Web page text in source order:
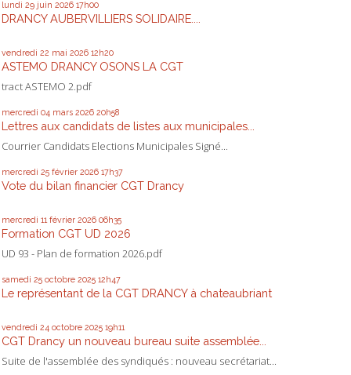
lundi 29 juin 2026 17h00
DRANCY AUBERVILLIERS SOLIDAIRE....
vendredi 22 mai 2026 12h20
ASTEMO DRANCY OSONS LA CGT
tract ASTEMO 2.pdf
mercredi 04 mars 2026 20h58
Lettres aux candidats de listes aux municipales...
Courrier Candidats Elections Municipales Signé...
mercredi 25 février 2026 17h37
Vote du bilan financier CGT Drancy
mercredi 11 février 2026 06h35
Formation CGT UD 2026
UD 93 - Plan de formation 2026.pdf
samedi 25 octobre 2025 12h47
Le représentant de la CGT DRANCY à chateaubriant
vendredi 24 octobre 2025 19h11
CGT Drancy un nouveau bureau suite assemblée...
Suite de l'assemblée des syndiqués : nouveau secrétariat...